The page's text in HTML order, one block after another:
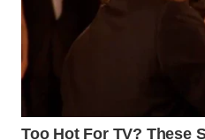
SUMEDANG
WN